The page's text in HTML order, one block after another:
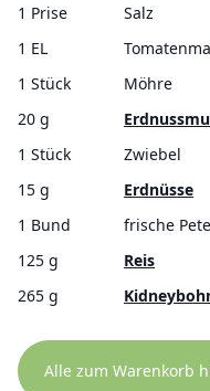
1 Prise
Salz
1 EL
1 Stück
Möhre
20 g
1 Stück
Zwiebel
15 g
Erdnüsse
1 Bund
frische
125 g
Reis
265 g
Alle zum Warenkorb